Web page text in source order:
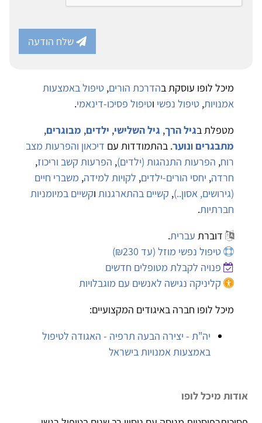
שלח הודעה
מיכל לופו עוסקת בהדרכת הורים, טיפול באמצעות
אמנויות, טיפול נפשי וטיפול פסיכו-דינאמי.
מטפלת בגיל הרך, גיל השלישי, ילדים, מבוגרים,
מתבגרים ונוער. בהתמודדות עם דיכאון והפרעות מצב
רוח, הפרעות התנהגות (ילדים), הפרעות קשב וריכוז,
חרדה, יחסי הורים-ילדים, לקויות למידה, משברי חיים
(גירושים, אסון..), קשיים בהתארגנות וקשיים במיומניות
חברתיות.
דוברת עברית.
טיפול נפשי מוזל (עד ₪230)
פנויה לקבלת מטופלים חדשים
קליניקה נגישה לאנשים עם מוגבלויות
מיכל לופו חברה באיגודים המקצועיים:
יה"ת - יצירה הבעה תרפיה - האגודה לטיפול
באמצעות אמנויות בישראל
אודות מיכל לופו